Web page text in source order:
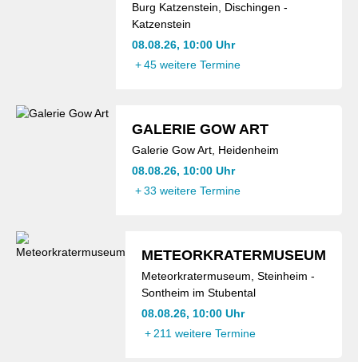
Burg Katzenstein, Dischingen -
Katzenstein
08.08.26, 10:00 Uhr
+ 45 weitere Termine
GALERIE GOW ART
Galerie Gow Art, Heidenheim
08.08.26, 10:00 Uhr
+ 33 weitere Termine
METEORKRATERMUSEUM
Meteorkratermuseum, Steinheim -
Sontheim im Stubental
08.08.26, 10:00 Uhr
+ 211 weitere Termine